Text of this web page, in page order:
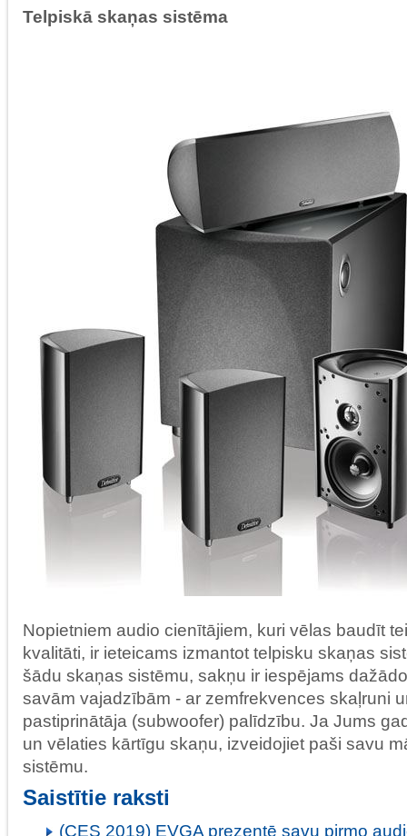
Telpiskā skaņas sistēma
Nopietniem audio cienītājiem, kuri vēlas baudīt
kvalitāti, ir ieteicams izmantot telpisku skaņas
šādu skaņas sistēmu, sakņu ir iespējams
savām vajadzībām - ar zemfrekvences skaļruni
pastiprinātāja (subwoofer) palīdzību. Ja Jums
un vēlaties kārtīgu skaņu, izveidojiet paši savu
sistēmu.
Saistītie raksti
(CES 2019) EVGA prezentē savu pirmo